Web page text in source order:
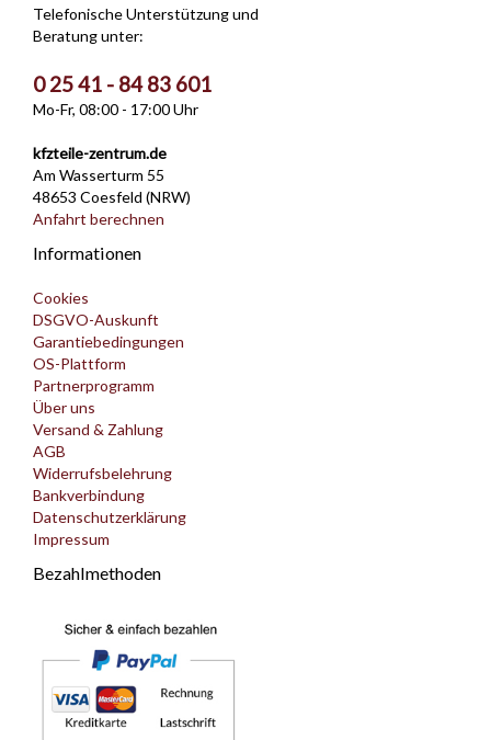
Telefonische Unterstützung und
Beratung unter:
0 25 41 - 84 83 601
Mo-Fr, 08:00 - 17:00 Uhr
kfzteile-zentrum.de
Am Wasserturm 55
48653 Coesfeld (NRW)
Anfahrt berechnen
Informationen
Cookies
DSGVO-Auskunft
Garantiebedingungen
OS-Plattform
Partnerprogramm
Über uns
Versand & Zahlung
AGB
Widerrufsbelehrung
Bankverbindung
Datenschutzerklärung
Impressum
Bezahlmethoden